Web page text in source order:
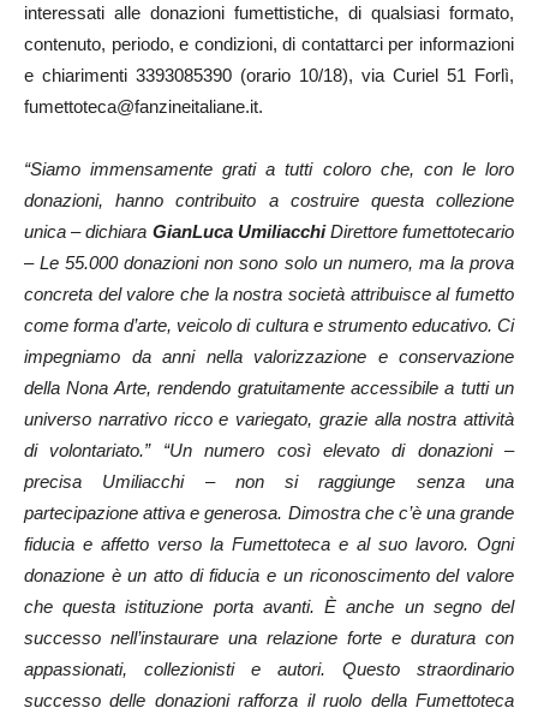
interessati alle donazioni fumettistiche, di qualsiasi formato,
contenuto, periodo, e condizioni, di contattarci per informazioni
e chiarimenti 3393085390 (orario 10/18), via Curiel 51 Forlì,
fumettoteca@fanzineitaliane.it.
“Siamo immensamente grati a tutti coloro che, con le loro
donazioni, hanno contribuito a costruire questa collezione
unica – dichiara GianLuca UmiliacchiDirettore fumettotecario
– Le 55.000 donazioni non sono solo un numero, ma la prova
concreta del valore che la nostra società attribuisce al fumetto
come forma d’arte, veicolo di cultura e strumento educativo. Ci
impegniamo da anni nella valorizzazione e conservazione
della Nona Arte, rendendo gratuitamente accessibile a tutti un
universo narrativo ricco e variegato, grazie alla nostra attività
di volontariato.” “Un numero così elevato di donazioni –
precisa Umiliacchi – non si raggiunge senza una
partecipazione attiva e generosa. Dimostra che c’è una grande
fiducia e affetto verso la Fumettoteca e al suo lavoro. Ogni
donazione è un atto di fiducia e un riconoscimento del valore
che questa istituzione porta avanti. È anche un segno del
successo nell’instaurare una relazione forte e duratura con
appassionati, collezionisti e autori. Questo straordinario
successo delle donazioni rafforza il ruolo della Fumettoteca